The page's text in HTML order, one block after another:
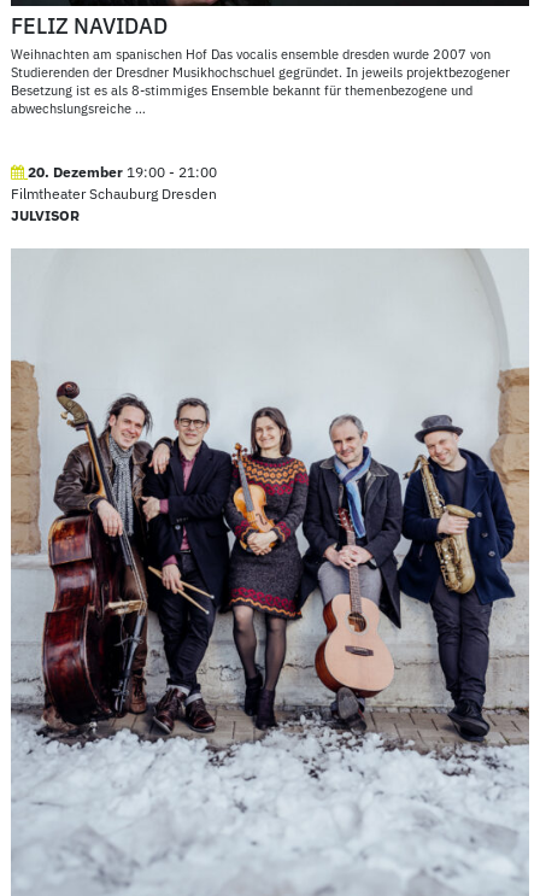
FELIZ NAVIDAD
Weihnachten am spanischen Hof Das vocalis ensemble dresden wurde 2007 von
Studierenden der Dresdner Musikhochschuel gegründet. In jeweils projektbezogener
Besetzung ist es als 8-stimmiges Ensemble bekannt für themenbezogene und
abwechslungsreiche …
20. Dezember 19:00 - 21:00
Filmtheater Schauburg Dresden
JULVISOR